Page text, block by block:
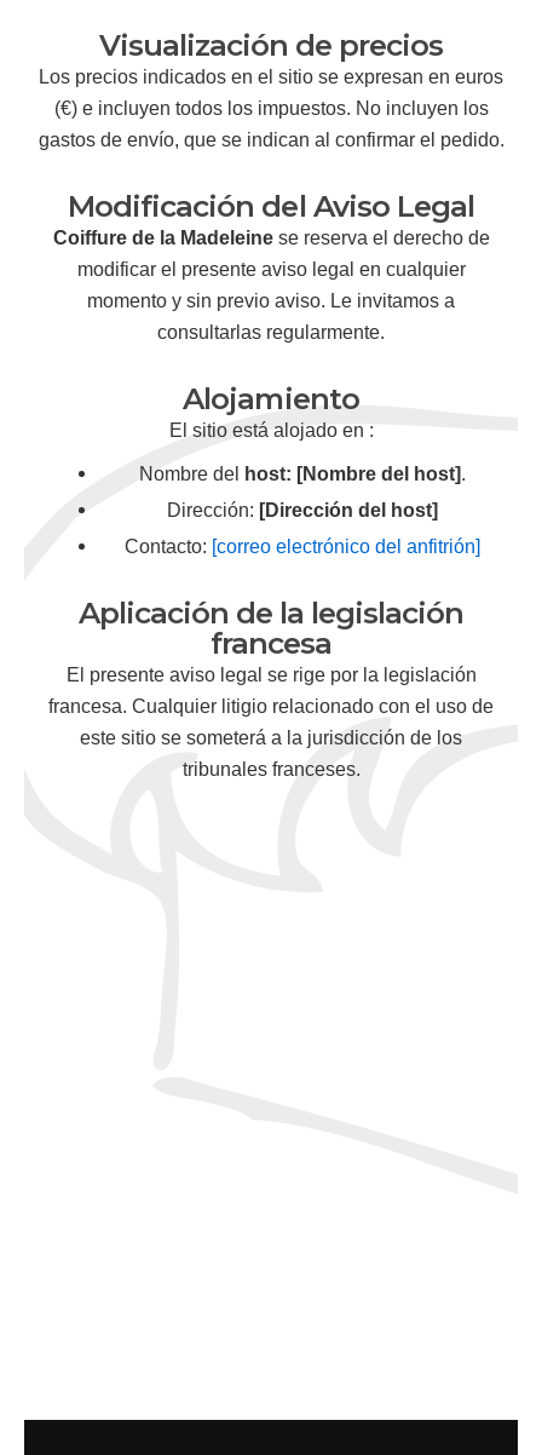
Visualización de precios
Los precios indicados en el sitio se expresan en euros
(€) e incluyen todos los impuestos. No incluyen los
gastos de envío, que se indican al confirmar el pedido.
Modificación del Aviso Legal
Coiffure de la Madeleinese reserva el derecho de
modificar el presente aviso legal en cualquier
momento y sin previo aviso. Le invitamos a
consultarlas regularmente.
Alojamiento
El sitio está alojado en :
Nombre del host: [Nombre del host].
Dirección: [Dirección del host]
Contacto: [correo electrónico del anfitrión]
Aplicación de la legislación
francesa
El presente aviso legal se rige por la legislación
francesa. Cualquier litigio relacionado con el uso de
este sitio se someterá a la jurisdicción de los
tribunales franceses.